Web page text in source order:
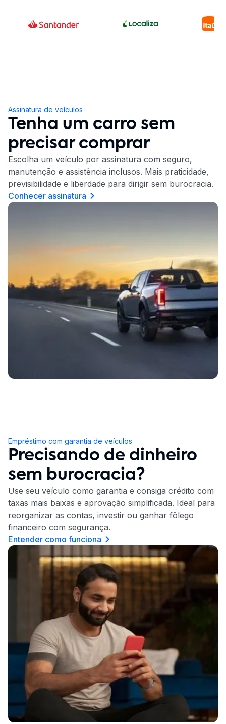
Assinatura de veículos
Tenha um carro sem
precisar comprar
Escolha um veículo por assinatura com seguro,
manutenção e assistência inclusos. Mais praticidade,
previsibilidade e liberdade para dirigir sem burocracia.
Conhecer assinatura
Empréstimo com garantia de veículos
Precisando de dinheiro
sem burocracia?
Use seu veículo como garantia e consiga crédito com
taxas mais baixas e aprovação simplificada. Ideal para
reorganizar as contas, investir ou ganhar fôlego
financeiro com segurança.
Entender como funciona